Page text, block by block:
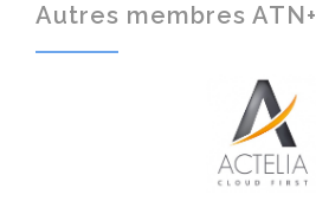
Autres membres ATN+